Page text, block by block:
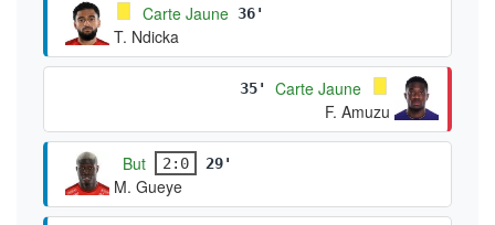
Carte Jaune 36'
T. Ndicka
35'
Carte Jaune
F. Amuzu
But 2:0 29'
M. Gueye